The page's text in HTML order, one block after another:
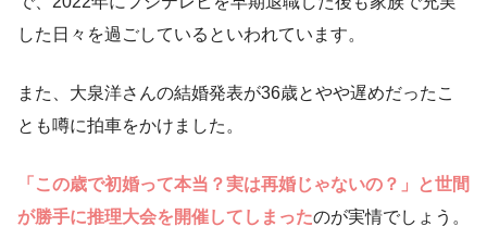
した日々を過ごしているといわれています。
また、大泉洋さんの結婚発表が36歳とやや遅めだったこ
とも噂に拍車をかけました。
「この歳で初婚って本当？実は再婚じゃないの？」と世間
が勝手に推理大会を開催してしまったのが実情でしょう。